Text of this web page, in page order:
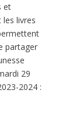
et
livres
partager
29
2024 :